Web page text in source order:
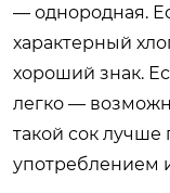
— однородная.
характерный
хороший знак.
легко —
такой сок
употреблением